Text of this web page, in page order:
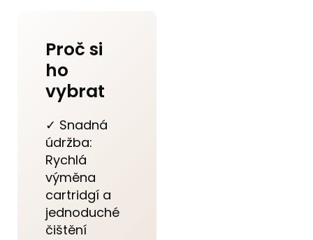
Proč si
ho
vybrat
✓ Snadná
údržba:
Rychlá
výměna
cartridgí a
jednoduché
čištění